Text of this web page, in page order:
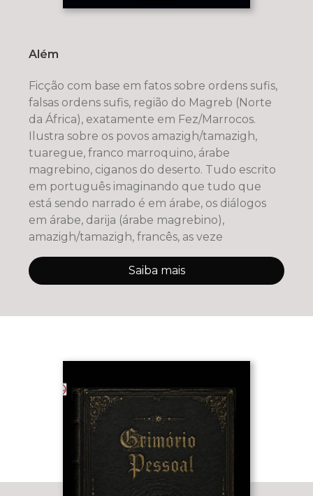
Além
Ficção com base em fatos sobre ordens sufis,
falsas ordens sufis, região do Magreb (Norte
da África), exatamente em Fez/Marrocos.
Ilustra sobre os povos amazigh/tamazigh,
tuaregue, franco marroquino, árabe
magrebino, ciganos do deserto. Tudo escrito
em português imaginando que tudo que
está sendo narrado é em árabe, os diálogos
em árabe, darija (árabe magrebino),
amazigh/tamazigh, francês, as veze
Saiba mais